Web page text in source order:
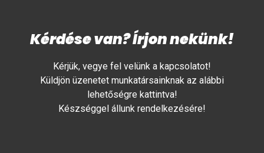
Kérdése van? Írjon nekünk!
Kérjük, vegye fel velünk a kapcsolatot!
Küldjön üzenetet munkatársainknak az alábbi
lehetőségre kattintva!
Készséggel állunk rendelkezésére!